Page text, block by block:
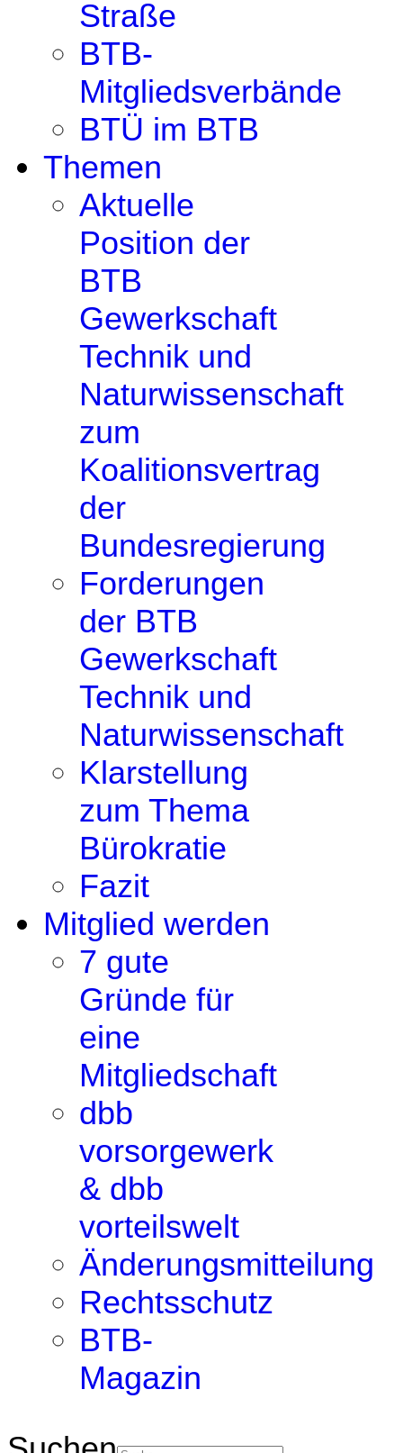
Straße
BTB-
Mitgliedsverbände
BTÜ im BTB
Themen
Aktuelle
Position der
BTB
Gewerkschaft
Technik und
Naturwissenschaft
zum
Koalitionsvertrag
der
Bundesregierung
Forderungen
der BTB
Gewerkschaft
Technik und
Naturwissenschaft
Klarstellung
zum Thema
Bürokratie
Fazit
Mitglied werden
7 gute
Gründe für
eine
Mitgliedschaft
dbb
vorsorgewerk
& dbb
vorteilswelt
Änderungsmitteilung
Rechtsschutz
BTB-
Magazin